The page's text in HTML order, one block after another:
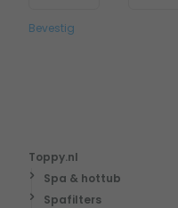
Bevestig
Toppy.nl
Spa & hottub
Spafilters